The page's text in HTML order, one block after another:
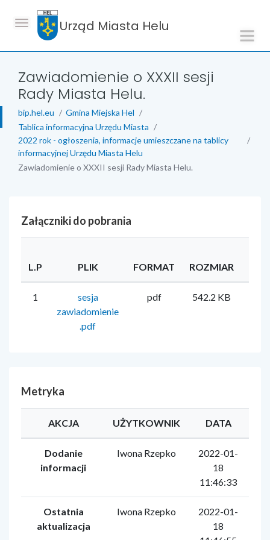
Urząd Miasta Helu
Zawiadomienie o XXXII sesji
Rady Miasta Helu.
bip.hel.eu
Gmina Miejska Hel
Tablica informacyjna Urzędu Miasta
2022 rok - ogłoszenia, informacje umieszczane na tablicy
informacyjnej Urzędu Miasta Helu
Zawiadomienie o XXXII sesji Rady Miasta Helu.
Załączniki do pobrania
L.P PLIK FORMAT ROZMIAR
1
sesja
zawiadomienie
.pdf
pdf 542.2 KB
Metryka
AKCJA UŻYTKOWNIK DATA
Dodanie
informacji
Iwona Rzepko
2022-01-
18
11:46:33
Ostatnia
aktualizacja
Iwona Rzepko
2022-01-
18